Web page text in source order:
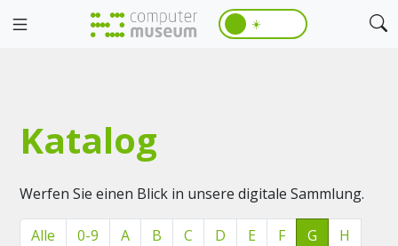
☀️
Katalog
Werfen Sie einen Blick in unsere digitale Sammlung.
Alle 0-9 A B C D E F G
H